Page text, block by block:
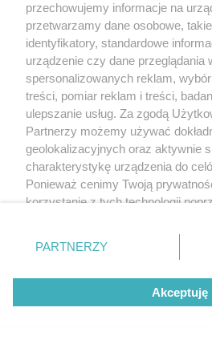
przechowujemy informacje na
przetwarzamy dane osobowe,
identyfikatory, standardowe
urządzenie czy dane przeglądania
spersonalizowanych reklam,
treści, pomiar reklam i treści,
ulepszanie usług. Za zgodą
Partnerzy możemy używać
geolokalizacyjnych oraz aktywnie
charakterystykę urządzenia do
Ponieważ cenimy Twoją
korzystanie z tych technologii
zmienić/wycofać klikając przycisk
znajdujący się w lewym dolnym
rodzaje przetwarzania danych nie
użytkownika, ale masz prawo
przetwarzaniu. Preferencje będą
PARTNERZY
Akceptuję